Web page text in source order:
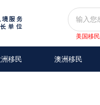
美国移民
移民 澳洲移民